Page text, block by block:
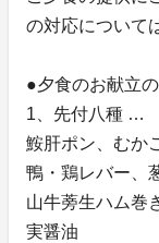
の対応について
●夕食のお献立
1、先付八種 …
鮟肝ポン、むか
鴨・鶏レバー、
山牛蒡生ハム巻
実醤油